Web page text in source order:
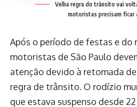
Velha regra do trânsito vai
motoristas precisam ficar
Após o período de festas e do
motoristas de São Paulo
atenção devido à retomada
regra de trânsito. O rodízio
que estava suspenso desde